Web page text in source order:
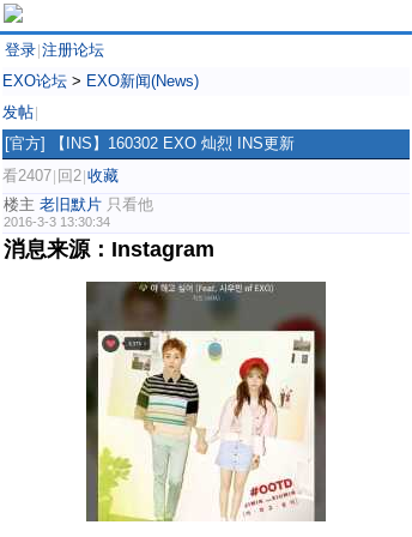
登录 注册论坛
EXO论坛 > EXO新闻(News)
发帖
[官方]
【INS】160302 EXO 灿烈 INS更新
看2407 回2 收藏
楼主 老旧默片 只看他
2016-3-3 13:30:34
消息来源：Instagram